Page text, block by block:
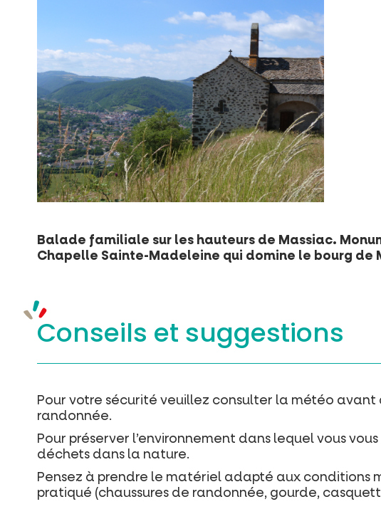
Balade familiale sur les hauteurs de Massiac.
Chapelle Sainte-Madeleine qui domine le bourg de
Conseils et suggestions
Pour votre sécurité veuillez consulter la météo avant
randonnée.
Pour préserver l’environnement dans lequel vous
déchets dans la nature.
Pensez à prendre le matériel adapté aux conditions
pratiqué (chaussures de randonnée, gourde,